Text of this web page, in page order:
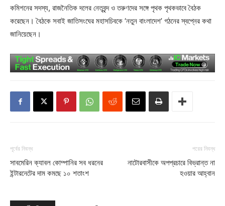
কমিশনের সদস্য, রাজনৈতিক দলের নেতৃবৃন্দ ও তরুণদের সঙ্গে পৃথক পৃথকভাবে বৈঠক
করেছেন। বৈঠকে সবাই জাতিসংঘের মহাসচিবকে ‘নতুন বাংলাদেশ’ গঠনের স্বপ্নের কথা
জানিয়েছেন।
পূর্বের নিবন্ধ
সাবমেরিন ক্যাবল কোম্পানির সব ধরনের
ইন্টারনেটের দাম কমছে ১০ শতাংশ
পরের নিবন্ধ
নাটোরবাসীকে অপপ্রচারে বিভ্রান্ত না
হওয়ার আহ্বান